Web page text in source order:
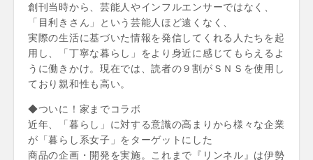
創刊当時から、芸能人やインフルエンサーではなく、
「目利きさん」という芸能人ほど遠くなく、
実際の生活に基づいた情報を発信してくれる人たちを起
用し、「丁寧な暮らし」をより身近に感じてもらえるよ
うに働きかけ。現在では、読者の９割がＳＮＳを使用し
ており親和性も高い。
◆ついに！家までコラボ
近年、「暮らし」に対する意識の高まりから様々な企業
が「暮らし系女子」をターゲットにした
商品の企画・開発を実施。これまで『リンネル』は伊勢